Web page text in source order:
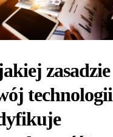
zasadzie
technologii